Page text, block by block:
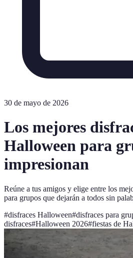
30 de mayo de 2026
Los mejores
Halloween para
impresionan
Reúne a tus amigos y elige entre los
para grupos que dejarán a todos sin
#disfraces Halloween#disfraces para
disfraces#Halloween 2026#fiestas de